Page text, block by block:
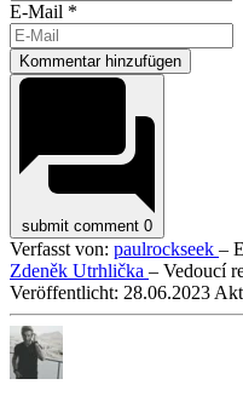
E-Mail *
Kommentar hinzufügen
submit comment 0
Verfasst von: paulrockseek –
Zdeněk Utrhlička – Vedoucí
Veröffentlicht: 28.06.2023